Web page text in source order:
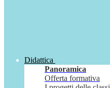
Didattica
Panoramica
Offerta formativa